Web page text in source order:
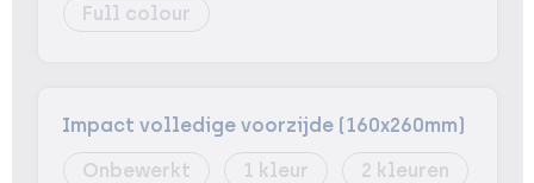
Full colour
Impact volledige voorzijde (160x260mm)
Onbewerkt
1
2